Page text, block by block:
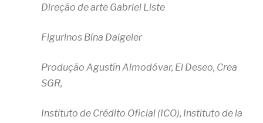
Direção de arte Gabriel Liste
Figurinos Bina Daigeler
Produção Agustín Almodóvar, El Deseo, Crea
SGR,
Instituto de Crédito Oficial (ICO), Instituto de la